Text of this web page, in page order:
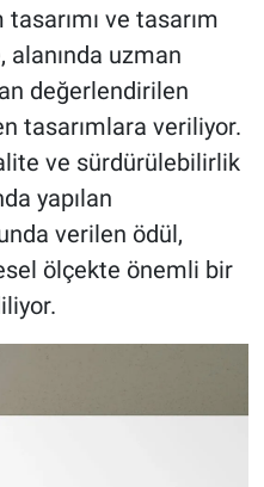
ve tasarım
uzman
değerlendirilen
tasarımlara veriliyor.
ve sürdürülebilirlik
yapılan
verilen ödül,
ölçekte önemli bir